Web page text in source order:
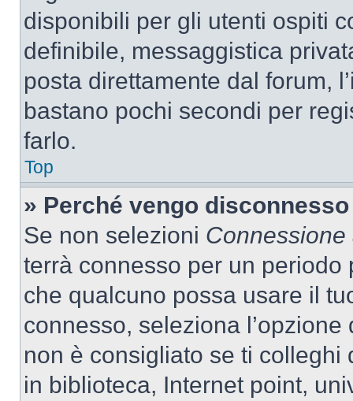
disponibili per gli utenti ospiti
definibile, messaggistica
posta direttamente dal forum,
bastano pochi secondi per
farlo.
Top
» Perché vengo
Se non selezioni
terrà connesso per un
che qualcuno possa usare il
connesso, seleziona
non è consigliato se ti
in biblioteca, Internet point,